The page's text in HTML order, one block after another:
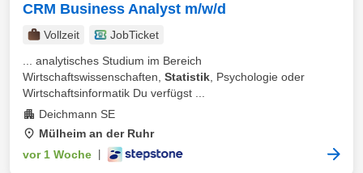
CRM Business Analyst m/w/d
Vollzeit
JobTicket
... analytisches Studium im Bereich
Wirtschaftswissenschaften, Statistik , Psychologie oder
Wirtschaftsinformatik Du verfügst ...
Deichmann SE
Mülheim an der Ruhr
vor 1 Woche